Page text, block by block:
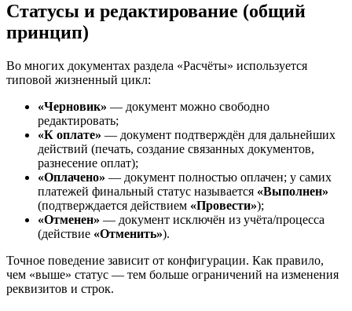
Статусы и редактирование (общий
принцип)
Во многих документах раздела «Расчёты» используется
типовой жизненный цикл:
«Черновик» — документ можно свободно
редактировать;
«К оплате» — документ подтверждён для дальнейших
действий (печать, создание связанных документов,
разнесение оплат);
«Оплачено» — документ полностью оплачен; у самих
платежей финальный статус называется «Выполнен»
(подтверждается действием «Провести»);
«Отменен» — документ исключён из учёта/процесса
(действие «Отменить»).
Точное поведение зависит от конфигурации. Как правило,
чем «выше» статус — тем больше ограничений на изменения
реквизитов и строк.